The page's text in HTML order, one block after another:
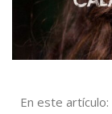
En este artículo: